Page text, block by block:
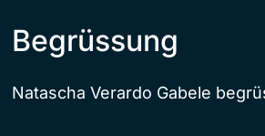
Begrüssung
Natascha Verardo Gabele